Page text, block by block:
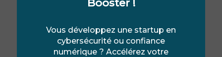
Booster !
Vous développez une startup en
cybersécurité ou confiance
numérique ? Accélérez votre